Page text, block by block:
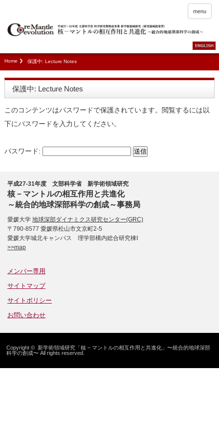
menu
Home 保護中: Lecture Notes
保護中: Lecture Notes
このコンテンツはパスワードで保護されています。閲覧するには以
下にパスワードを入力してください。
パスワード:
平成27-31年度 文部科学省 新学術領域研究
核－マントルの相互作用と共進化
～統合的地球深部科学の創成～事務局
愛媛大学 地球深部ダイナミクス研究センター(GRC)
〒790-8577 愛媛県松山市文京町2-5
愛媛大学城北キャンパス 理学部構内総合研究棟Ⅰ
>>map
メンバー専用
サイトマップ
サイトポリシー
お問い合わせ
Copyright © 新学術領域研究「核 – マントルの相互作用と共進化」〜統合的地球深部
科学の創成〜 All rights reserved.